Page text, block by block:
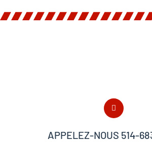
APPELEZ-NOUS 514-